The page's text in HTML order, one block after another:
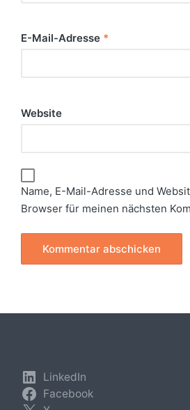
E-Mail-Adresse *
Website
Name, E-Mail-Adresse und
Browser für meinen nächsten
LinkedIn
Facebook